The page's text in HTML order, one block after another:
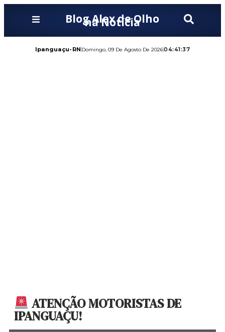
Blog Alex de Olho
na Notícia
Ipanguaçu-RN Domingo, 09 De Agosto De 202604:41:39
ATENÇÃO MOTORISTAS DE
IPANGUAÇU!